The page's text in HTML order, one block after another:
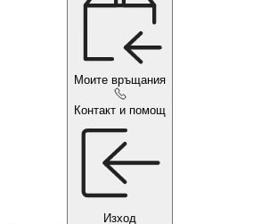
Моите връщания
Контакт и помощ
Изход